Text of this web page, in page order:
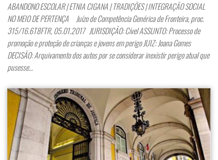
ABANDONO ESCOLAR | ETNIA CIGANA | TRADIÇÕES | INTEGRAÇÃO SOCIAL
NO MEIO DE PERTENÇA Juízo de Competência Genérica de Fronteira, proc.
315/16.6T8FTR, 05.01.2017 JURISDIÇÃO: Cível ASSUNTO: Processo de
promoção e proteção de crianças e jovens em perigo JUIZ: Joana Gomes
DECISÃO: Arquivamento dos autos por se considerar inexistir perigo atual que
pusesse…